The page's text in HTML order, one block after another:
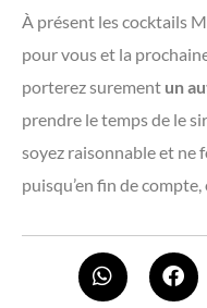
À présent les cocktails
pour vous et la
porterez surement un
prendre le temps de le
soyez raisonnable et ne
puisqu’en fin de